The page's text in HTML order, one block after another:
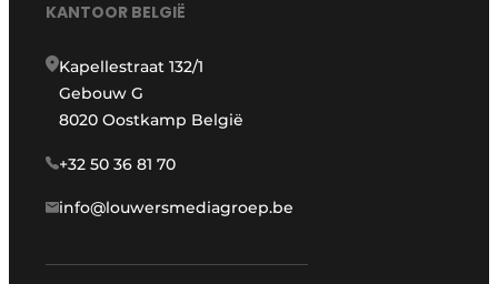
KANTOOR BELGIË
Kapellestraat 132/1
Gebouw G
8020 Oostkamp België
+32 50 36 81 70
info@louwersmediagroep.be